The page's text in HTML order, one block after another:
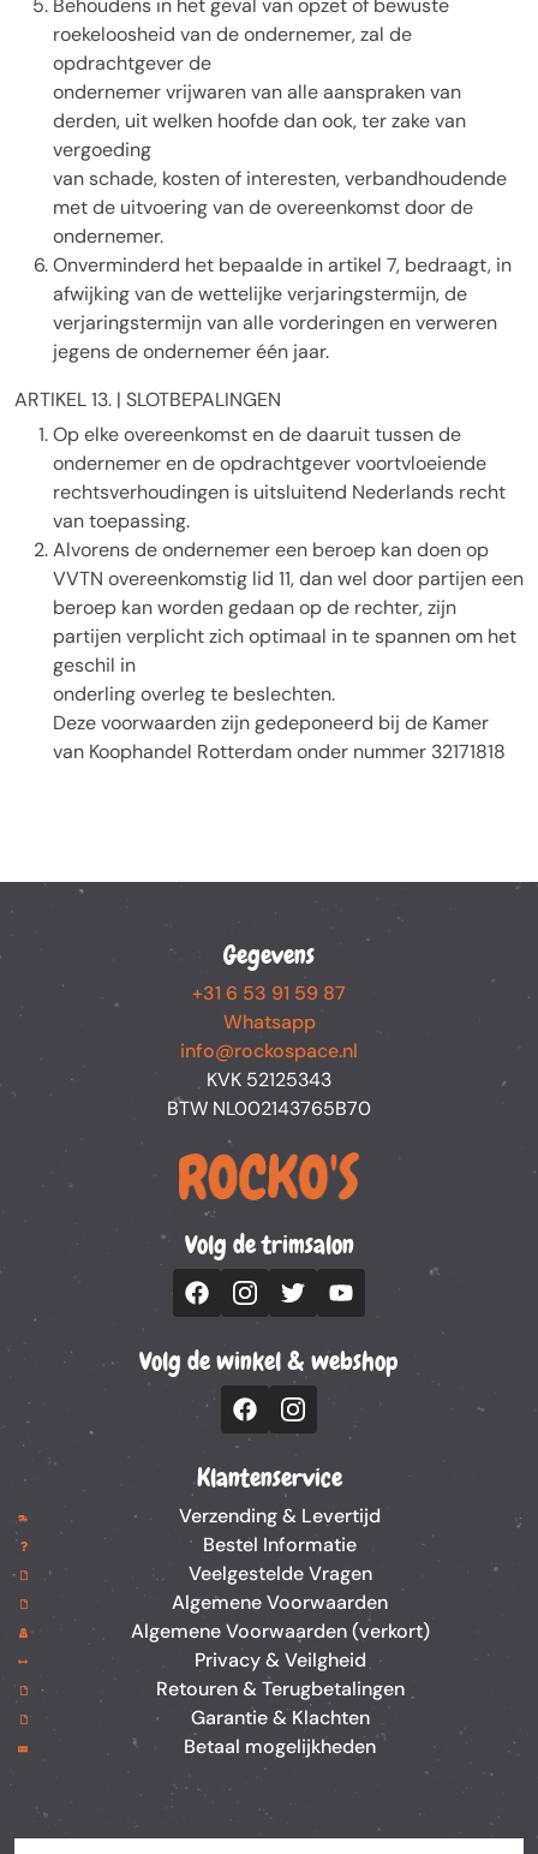
Behoudens in het geval van opzet of bewuste
roekeloosheid van de ondernemer, zal de
opdrachtgever de
ondernemer vrijwaren van alle aanspraken van
derden, uit welken hoofde dan ook, ter zake van
vergoeding
van schade, kosten of interesten, verbandhoudende
met de uitvoering van de overeenkomst door de
ondernemer.
Onverminderd het bepaalde in artikel 7, bedraagt, in
afwijking van de wettelijke verjaringstermijn, de
verjaringstermijn van alle vorderingen en verweren
jegens de ondernemer één jaar.
ARTIKEL 13. | SLOTBEPALINGEN
Op elke overeenkomst en de daaruit tussen de
ondernemer en de opdrachtgever voortvloeiende
rechtsverhoudingen is uitsluitend Nederlands recht
van toepassing.
Alvorens de ondernemer een beroep kan doen op
VVTN overeenkomstig lid 11, dan wel door partijen een
beroep kan worden gedaan op de rechter, zijn
partijen verplicht zich optimaal in te spannen om het
geschil in
onderling overleg te beslechten.
Deze voorwaarden zijn gedeponeerd bij de Kamer
van Koophandel Rotterdam onder nummer 32171818
Gegevens
+31 6 53 91 59 87
Whatsapp
info@rockospace.nl
KVK 52125343
BTW NL002143765B70
Volg de trimsalon
Volg de winkel & webshop
Klantenservice
Verzending & Levertijd
Bestel Informatie
Veelgestelde Vragen
Algemene Voorwaarden
Algemene Voorwaarden (verkort)
Privacy & Veilgheid
Retouren & Terugbetalingen
Garantie & Klachten
Betaal mogelijkheden